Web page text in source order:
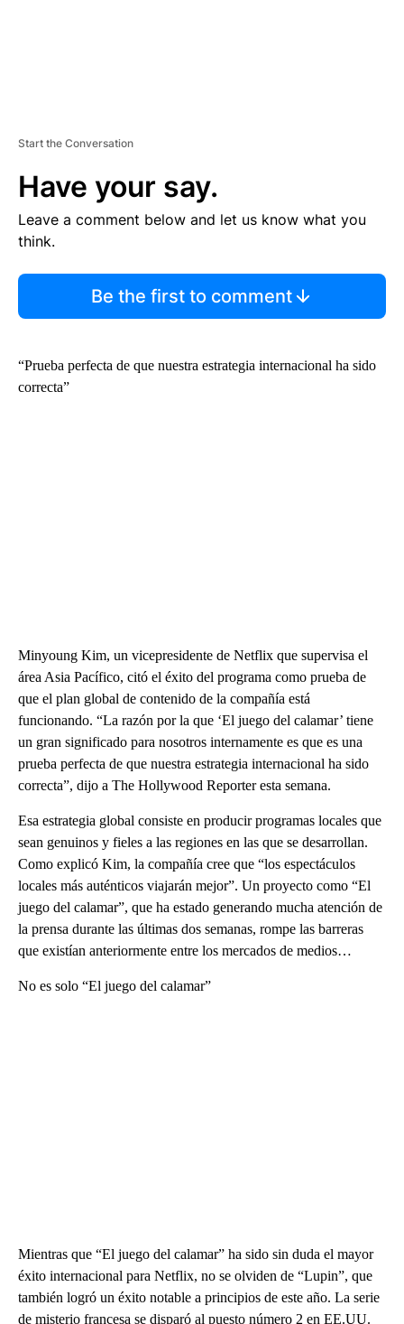
Start the Conversation
Have your say.
Leave a comment below and let us know what you
think.
Be the first to comment
“Prueba perfecta de que nuestra estrategia internacional ha sido
correcta”
Minyoung Kim, un vicepresidente de Netflix que supervisa el
área Asia Pacífico, citó el éxito del programa como prueba de
que el plan global de contenido de la compañía está
funcionando. “La razón por la que ‘El juego del calamar’ tiene
un gran significado para nosotros internamente es que es una
prueba perfecta de que nuestra estrategia internacional ha sido
correcta”, dijo a The Hollywood Reporter esta semana.
Esa estrategia global consiste en producir programas locales que
sean genuinos y fieles a las regiones en las que se desarrollan.
Como explicó Kim, la compañía cree que “los espectáculos
locales más auténticos viajarán mejor”. Un proyecto como “El
juego del calamar”, que ha estado generando mucha atención de
la prensa durante las últimas dos semanas, rompe las barreras
que existían anteriormente entre los mercados de medios…
No es solo “El juego del calamar”
Mientras que “El juego del calamar” ha sido sin duda el mayor
éxito internacional para Netflix, no se olviden de “Lupin”, que
también logró un éxito notable a principios de este año. La serie
de misterio francesa se disparó al puesto número 2 en EE.UU.